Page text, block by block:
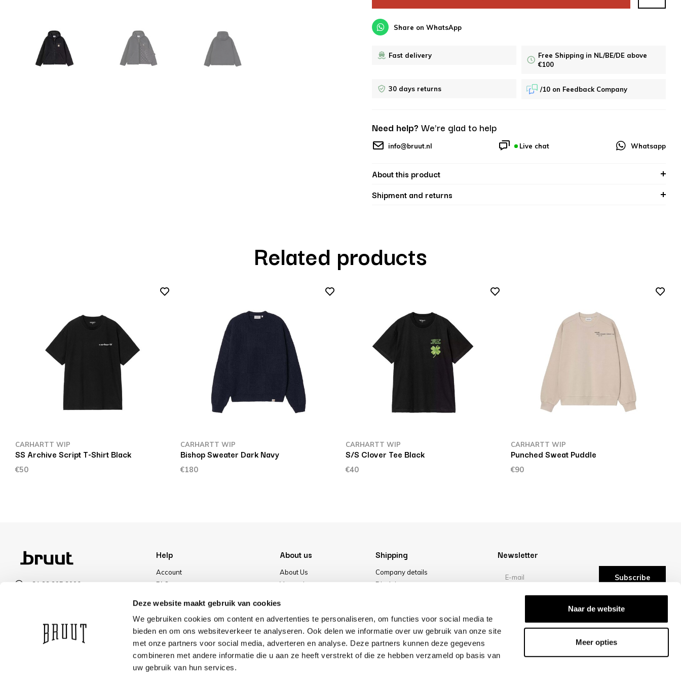
Deze website maakt gebruik van cookies
We gebruiken cookies om content en advertenties te personaliseren, om functies voor social media te
bieden en om ons websiteverkeer te analyseren. Ook delen we informatie over uw gebruik van onze site
met onze partners voor social media, adverteren en analyse. Deze partners kunnen deze gegevens
combineren met andere informatie die u aan ze heeft verstrekt of die ze hebben verzameld op basis van
uw gebruik van hun services.
Naar de website
Meer opties
Share on WhatsApp
Fast delivery
Free Shipping in NL/BE/DE above
€100
30 days returns /10 on Feedback Company
Need help? We're glad to help
info@bruut.nl Live chat Whatsapp
About this product
Shipment and returns
Related products
CARHARTT WIP
SS Archive Script T-Shirt Black
€50
CARHARTT WIP
Bishop Sweater Dark Navy
€180
CARHARTT WIP
S/S Clover Tee Black
€40
CARHARTT WIP
Punched Sweat Puddle
€90
+31 23 205 2006
VIEW OPENING HOURS
Help
Account
FAQ
Payment Methods
Shipping
Discount
About us
About Us
Vacancies
Our store
Shipping
Company details
Disclaimer
Cookies
Newsletter
Subscribe
/10 -